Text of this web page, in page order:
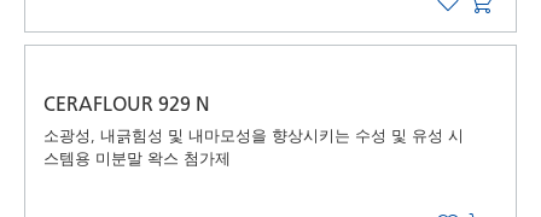
CERAFLOUR 929 N
소광성, 내긁힘성 및 내마모성을 향상시키는 수성 및 유성 시
스템용 미분말 왁스 첨가제